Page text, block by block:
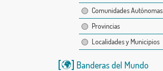
Comunidades Autónomas
Provincias
Localidades y Municipios
Banderas del Mundo